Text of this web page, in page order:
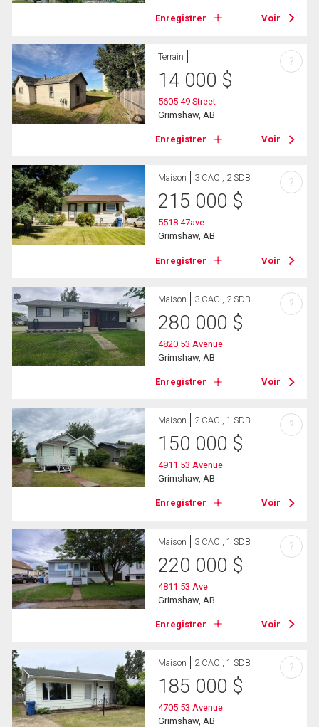
Enregistrer Voir
Terrain
14 000 $
5605 49 Street
Grimshaw, AB
Enregistrer Voir
?
Maison 3 CAC , 2 SDB
215 000 $
5518 47ave
Grimshaw, AB
Enregistrer Voir
?
Maison 3 CAC , 2 SDB
280 000 $
4820 53 Avenue
Grimshaw, AB
Enregistrer Voir
?
Maison 2 CAC , 1 SDB
150 000 $
4911 53 Avenue
Grimshaw, AB
Enregistrer Voir
?
Maison 3 CAC , 1 SDB
220 000 $
4811 53 Ave
Grimshaw, AB
Enregistrer Voir
?
Maison 2 CAC , 1 SDB
185 000 $
4705 53 Avenue
Grimshaw, AB
?